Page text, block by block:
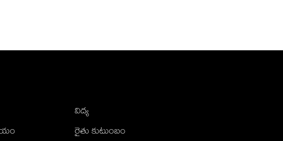
విద్య
రైతు కుటుంబం